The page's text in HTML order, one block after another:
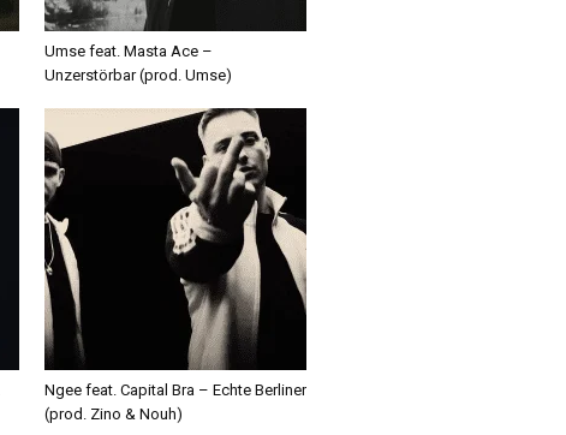
Umse feat. Masta Ace –
Unzerstörbar (prod. Umse)
Ngee feat. Capital Bra – Echte Berliner
(prod. Zino & Nouh)